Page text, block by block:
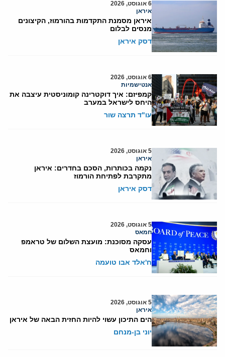
6 אוגוסט, 2026
איראן
איראן מסמנת התקדמות בהורמוז, הקיצונים
מנסים לבלום
דסק איראן
6 אוגוסט, 2026
אנטישמיות
קמפיזם: איך דוקטרינה קומוניסטית עיצבה את
היחס לישראל במערב
עו"ד תרצה שור
5 אוגוסט, 2026
איראן
נקמה בכותרות, הסכם בחדרים: איראן
מתקרבת לפתיחת הורמוז
דסק איראן
5 אוגוסט, 2026
חמאס
עסקה מסוכנת: מועצת השלום של טראמפ
וחמאס
ח'אלד אבו טועמה
5 אוגוסט, 2026
איראן
הים התיכון עשוי להיות החזית הבאה של איראן
יוני בן-מנחם